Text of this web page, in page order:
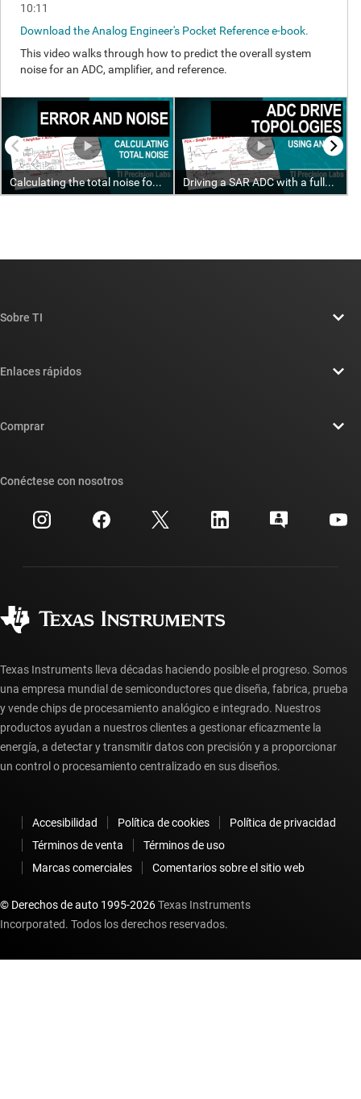
Sobre TI
Sala de redacción
Relaciones con los inversionistas
Fabricación
Enlaces rápidos
Búsqueda de referencias cruzadas
Centro de atención al cliente
Preguntas frecuentes sobre la cuenta myTI
Comprar
Preguntas frecuentes sobre pedidos
Conéctese con nosotros
Texas Instruments lleva décadas haciendo posible el progreso. Somos
una empresa mundial de semiconductores que diseña, fabrica, prueba
y vende chips de procesamiento analógico e integrado. Nuestros
productos ayudan a nuestros clientes a gestionar eficazmente la
energía, a detectar y transmitir datos con precisión y a proporcionar
un control o procesamiento centralizado en sus diseños.
Accesibilidad Política de cookies
Política de privacidad
Términos de venta
Términos de uso
Marcas comerciales
Comentarios sobre el sitio web
© Derechos de auto 1995-2026Texas Instruments
Incorporated. Todos los derechos reservados.